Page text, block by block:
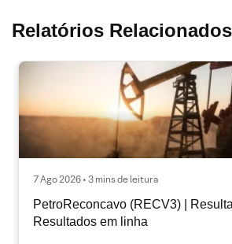
Relatórios Relacionados
7 Ago 2026 • 3 mins de leitura
PetroReconcavo (RECV3) |
Resultados em linha